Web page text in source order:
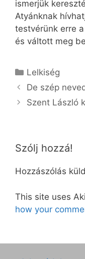
ismerjük
Atyánknak
testvérünk erre
és váltott meg
Kategória
Lelkiség
De szép
Szent László
Szólj hozzá!
Hozzászólás
This site uses
how your